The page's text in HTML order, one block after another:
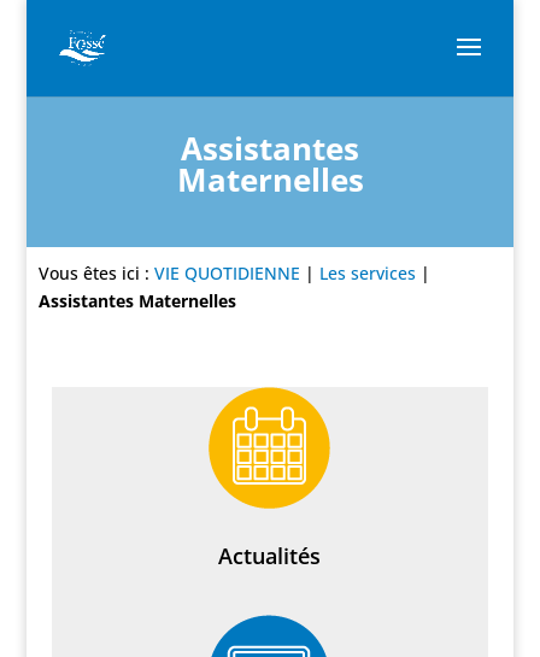
Assistantes
Maternelles
Vous êtes ici :VIE QUOTIDIENNE | Les services |
Assistantes Maternelles
Actualités